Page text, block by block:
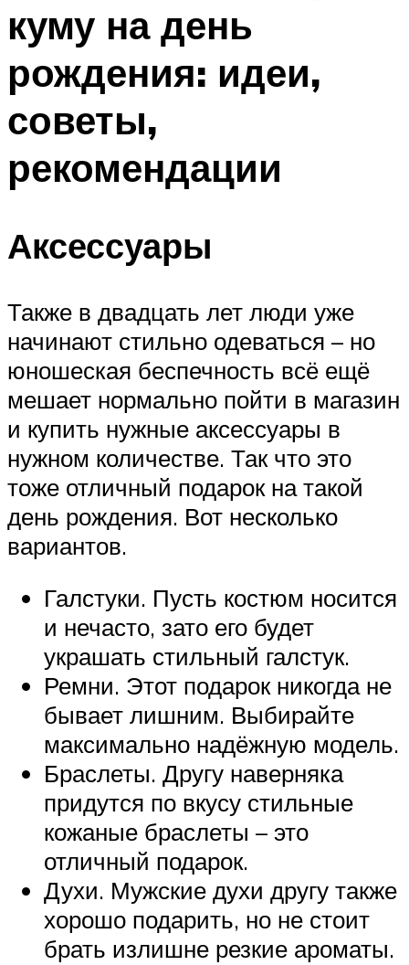
Меню
куму на день
рождения: идеи,
советы,
рекомендации
Аксессуары
Также в двадцать лет люди уже
начинают стильно одеваться – но
юношеская беспечность всё ещё
мешает нормально пойти в магазин
и купить нужные аксессуары в
нужном количестве. Так что это
тоже отличный подарок на такой
день рождения. Вот несколько
вариантов.
Галстуки. Пусть костюм носится
и нечасто, зато его будет
украшать стильный галстук.
Ремни. Этот подарок никогда не
бывает лишним. Выбирайте
максимально надёжную модель.
Браслеты. Другу наверняка
придутся по вкусу стильные
кожаные браслеты – это
отличный подарок.
Духи. Мужские духи другу также
хорошо подарить, но не стоит
брать излишне резкие ароматы.